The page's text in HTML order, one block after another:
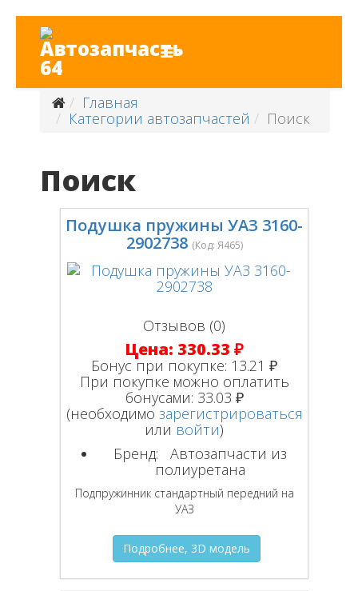
Главная
Категории автозапчастей
Поиск
Поиск
Подушка пружины УАЗ 3160-
2902738 (Код: Я465)
Отзывов (0)
Цена: 330.33 ₽
Бонус при покупке: 13.21 ₽
При покупке можно оплатить
бонусами: 33.03 ₽
(необходимо зарегистрироваться
или войти)
Бренд:
Автозапчасти из
полиуретана
Подпружинник стандартный передний на
УАЗ
Подробнее, 3D модель